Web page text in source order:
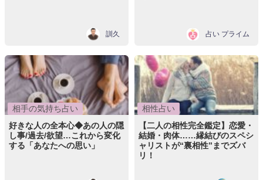
訓久 占い プライム
相手の気持ち占い
好きな人の全本心◆あの人の隠
し事/過去/欲望…これから変化
する「あなたへの思い」
相性占い
【二人の相性完全鑑定】恋愛・
結婚・肉体……縁結びのスペシ
ャリストが“裏相性”までズバ
リ！